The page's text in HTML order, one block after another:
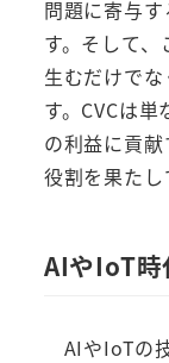
問題に寄与
す。そして
生むだけで
す。CVCは
の利益に貢
役割を果たし
AIやIoT時
AIやIoTの